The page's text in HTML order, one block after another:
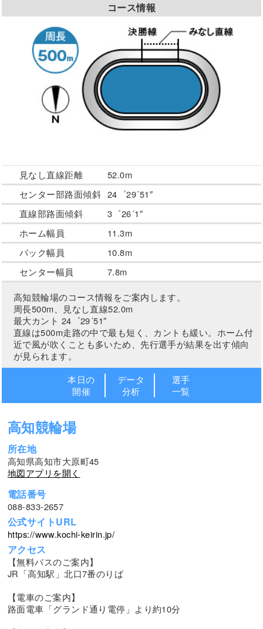
コース情報
見なし直線距離
52.0m
センター部路面傾斜 24゜29´51″
直線部路面傾斜
3゜26´1″
ホーム幅員
11.3m
バック幅員
10.8m
センター幅員
7.8m
高知競輪場のコース情報をご案内します。
周長500m、見なし直線52.0m
最大カント 24゜29´51″
直線は500m走路の中で最も短く、カントも緩い。ホーム付
近で風が吹くことも多いため、先行選手が結果を出す傾向
が見られます。
本日の
開催
データ
分析
選手
一覧
高知競輪場
所在地
高知県高知市大原町45
地図アプリを開く
電話番号
088-833-2657
公式サイトURL
https://www.kochi-keirin.jp/
アクセス
【無料バスのご案内】
JR「高知駅」北口7番のりば
【電車のご案内】
路面電車「グランド通り電停」より約10分